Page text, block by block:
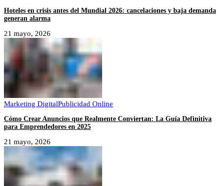
Hoteles en crisis antes del Mundial 2026: cancelaciones y baja demanda
generan alarma
21 mayo, 2026
Marketing DigitalPublicidad Online
Cómo Crear Anuncios que Realmente Conviertan: La Guía Definitiva
para Emprendedores en 2025
21 mayo, 2026